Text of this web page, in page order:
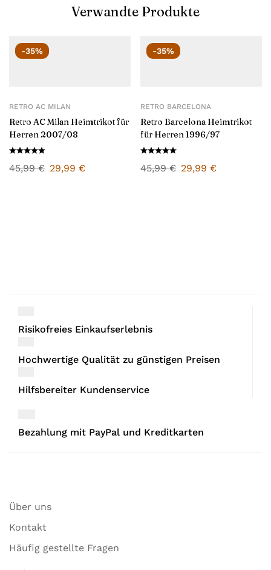
Verwandte Produkte
-35%
RETRO AC MILAN
Retro AC Milan Heimtrikot für
Herren 2007/08
45,99€ 29,99 €
-35%
RETRO BARCELONA
Retro Barcelona Heimtrikot
für Herren 1996/97
45,99€ 29,99 €
Risikofreies Einkaufserlebnis
Hochwertige Qualität zu günstigen Preisen
Hilfsbereiter Kundenservice
Bezahlung mit PayPal und Kreditkarten
Über uns
Kontakt
Häufig gestellte Fragen